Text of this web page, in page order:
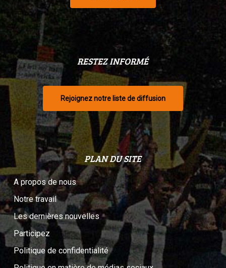
RESTEZ INFORMÉ
Rejoignez notre liste de diffusion
PLAN DU SITE
A propos de nous
Notre travail
Les dernières nouvelles
Participez
Politique de confidentialité